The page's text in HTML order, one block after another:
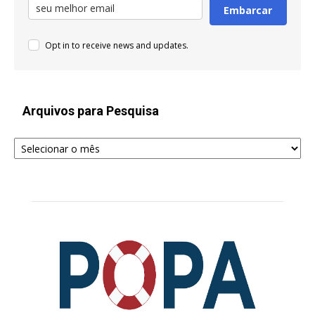
Embarcar
Opt in to receive news and updates.
Arquivos para Pesquisa
Arquivos
para